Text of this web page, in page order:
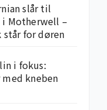
slår til
Motherwell –
står for døren
i fokus:
kneben